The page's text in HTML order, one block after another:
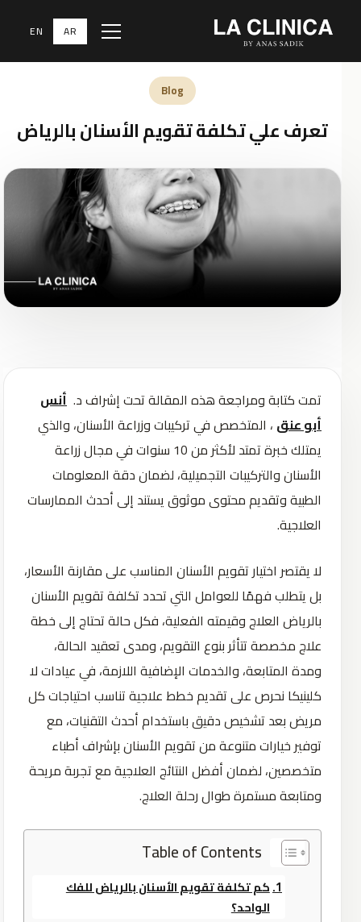
Menu
AR
EN
Blog
تعرف علي تكلفة تقويم الأسنان بالرياض
تمت كتابة ومراجعة هذه المقالة تحت إشراف د. أنس
أبو عنق ، المتخصص في تركيبات وزراعة الأسنان، والذي
يمتلك خبرة تمتد لأكثر من 10 سنوات في مجال زراعة
الأسنان والتركيبات التجميلية، لضمان دقة المعلومات
الطبية وتقديم محتوى موثوق يستند إلى أحدث الممارسات
العلاجية.
لا يقتصر اختيار تقويم الأسنان المناسب على مقارنة الأسعار،
بل يتطلب فهمًا للعوامل التي تحدد تكلفة تقويم الأسنان
بالرياض العلاج وقيمته الفعلية، فكل حالة تحتاج إلى خطة
علاج مخصصة تتأثر بنوع التقويم، ومدى تعقيد الحالة،
ومدة المتابعة، والخدمات الإضافية اللازمة، في عيادات لا
كلينيكا نحرص على تقديم خطط علاجية تناسب احتياجات كل
مريض بعد تشخيص دقيق باستخدام أحدث التقنيات، مع
توفير خيارات متنوعة من تقويم الأسنان بإشراف أطباء
متخصصين، لضمان أفضل النتائج العلاجية مع تجربة مريحة
ومتابعة مستمرة طوال رحلة العلاج.
Table of Contents
كم تكلفة تقويم الأسنان بالرياض للفك
الواحد؟